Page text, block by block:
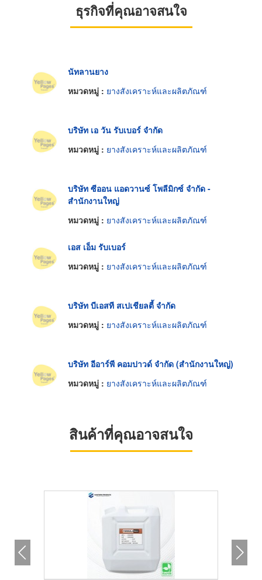
ธุรกิจที่คุณอาจสนใจ
นัทลานยาง
หมวดหมู่ : ยางสังเคราะห์และผลิตภัณฑ์
บริษัท เอ วัน รับเบอร์ จำกัด
หมวดหมู่ : ยางสังเคราะห์และผลิตภัณฑ์
บริษัท ซีออน แอดวานซ์ โพลีมิกซ์ จำกัด -
สำนักงานใหญ่
หมวดหมู่ : ยางสังเคราะห์และผลิตภัณฑ์
เอส เอ็ม รับเบอร์
หมวดหมู่ : ยางสังเคราะห์และผลิตภัณฑ์
บริษัท บีเอสที สเปเชียลตี้ จำกัด
หมวดหมู่ : ยางสังเคราะห์และผลิตภัณฑ์
บริษัท อีอาร์พี คอมปาวด์ จำกัด (สำนักงานใหญ่)
หมวดหมู่ : ยางสังเคราะห์และผลิตภัณฑ์
สินค้าที่คุณอาจสนใจ